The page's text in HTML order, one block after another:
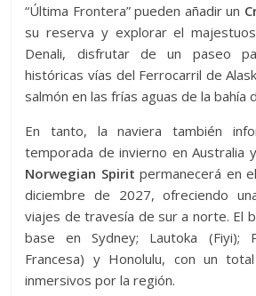
“Última Frontera” pueden añadir un
su reserva y explorar el
Denali, disfrutar de un paseo
históricas vías del Ferrocarril de
salmón en las frías aguas de la bahía
En tanto, la naviera también
temporada de invierno en Australia
Norwegian Spirit permanecerá en
diciembre de 2027, ofreciendo
viajes de travesía de sur a norte. El
base en Sydney; Lautoka (Fiyi);
Francesa) y Honolulu, con un
inmersivos por la región.